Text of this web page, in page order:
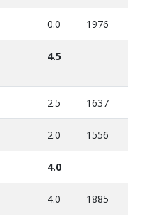
0.0 1976
4.5
2.5 1637
2.0 1556
4.0
4.0 1885